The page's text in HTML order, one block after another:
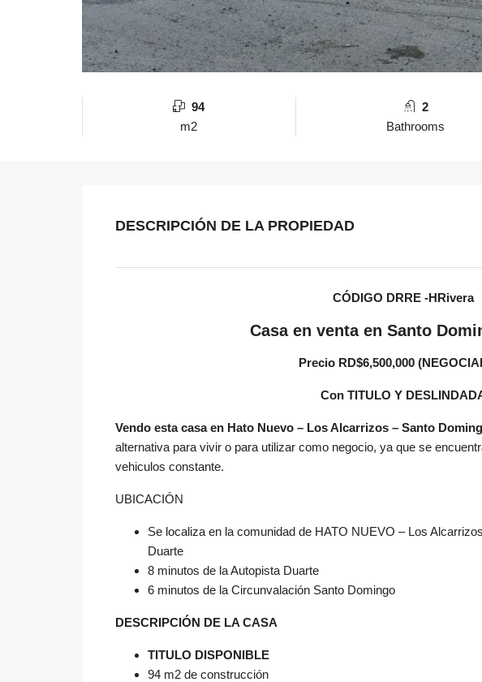
94
m2
2
Bathrooms
DESCRIPCIÓN DE LA PROPIEDAD
CÓDIGO DRRE -HRivera
Casa en venta en Santo
Precio RD$6,500,000
Con TITULO Y
Vendo esta casa en Hato Nuevo – Los Alcarrizos – Santo
alternativa para vivir o para utilizar como negocio, ya que se
vehiculos constante.
UBICACIÓN
Se localiza en la comunidad de HATO NUEVO – Los
Duarte
8 minutos de la Autopista Duarte
6 minutos de la Circunvalación Santo Domingo
DESCRIPCIÓN DE LA CASA
TITULO DISPONIBLE
94 m2 de construcción